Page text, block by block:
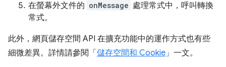
在螢幕外文件的 onMessage 處理常式中，呼叫轉換
常式。
此外，網頁儲存空間 API 在擴充功能中的運作方式也有些
細微差異。詳情請參閱「 儲存空間和 Cookie」一文。